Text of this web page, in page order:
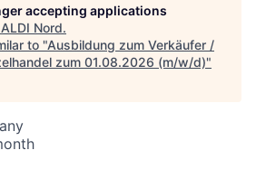
accepting applications
ALDI Nord.
to "Ausbildung zum Verkäufer /
zum 01.08.2026 (m/w/d)"